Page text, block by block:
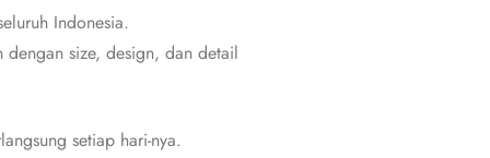
Indonesia.
size, design, dan detail
setiap hari-nya.